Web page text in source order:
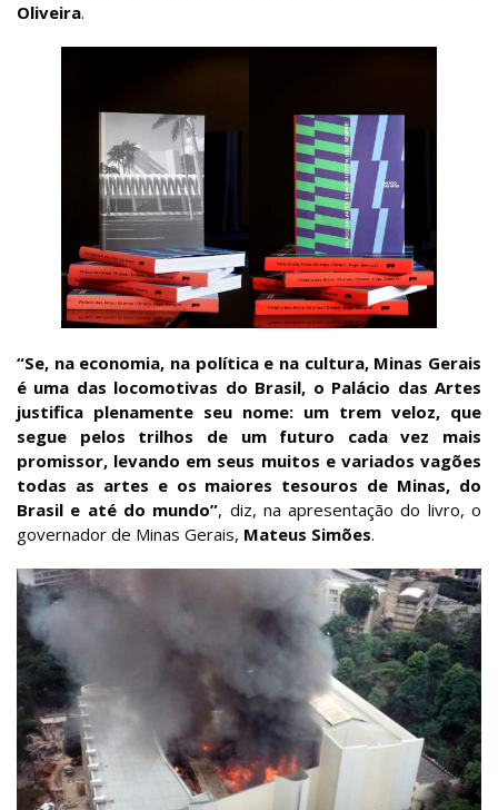
Oliveira.
“Se, na economia, na política e na cultura, Minas Gerais
é uma das locomotivas do Brasil, o Palácio das Artes
justifica plenamente seu nome: um trem veloz, que
segue pelos trilhos de um futuro cada vez mais
promissor, levando em seus muitos e variados vagões
todas as artes e os maiores tesouros de Minas, do
Brasil e até do mundo”, diz, na apresentação do livro, o
governador de Minas Gerais, Mateus Simões.